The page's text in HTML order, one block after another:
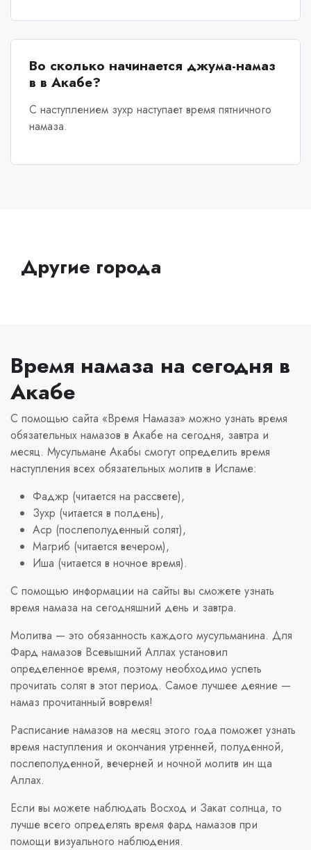
Во сколько начинается джума-намаз
в в Акабе?
С наступлением зухр наступает время пятничного
намаза.
Другие города
Время намаза на сегодня в
Акабе
С помощью сайта «Время Намаза» можно узнать время
обязательных намазов в Акабе на сегодня, завтра и
месяц. Мусульмане Акабы смогут определить время
наступления всех обязательных молитв в Исламе:
Фаджр (читается на рассвете),
Зухр (читается в полдень),
Аср (послеполуденный солят),
Магриб (читается вечером),
Иша (читается в ночное время).
С помощью информации на сайты вы сможете узнать
время намаза на сегодняшний день и завтра.
Молитва — это обязанность каждого мусульманина. Для
Фард намазов Всевышний Аллах установил
определенное время, поэтому необходимо успеть
прочитать солят в этот период. Самое лучшее деяние —
намаз прочитанный вовремя!
Расписание намазов на месяц этого года поможет узнать
время наступления и окончания утренней, полуденной,
послеполуденной, вечерней и ночной молитв ин ща
Аллах.
Если вы можете наблюдать Восход и Закат солнца, то
лучше всего определять время фард намазов при
помощи визуального наблюдения.